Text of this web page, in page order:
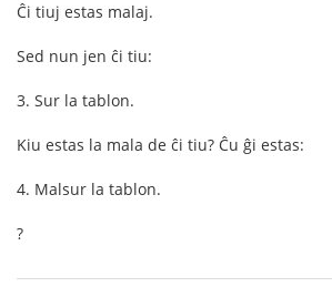
Ĉi tiuj estas malaj.
Sed nun jen ĉi tiu:
3. Sur la tablon.
Kiu estas la mala de ĉi tiu? Ĉu ĝi estas:
4. Malsur la tablon.
?